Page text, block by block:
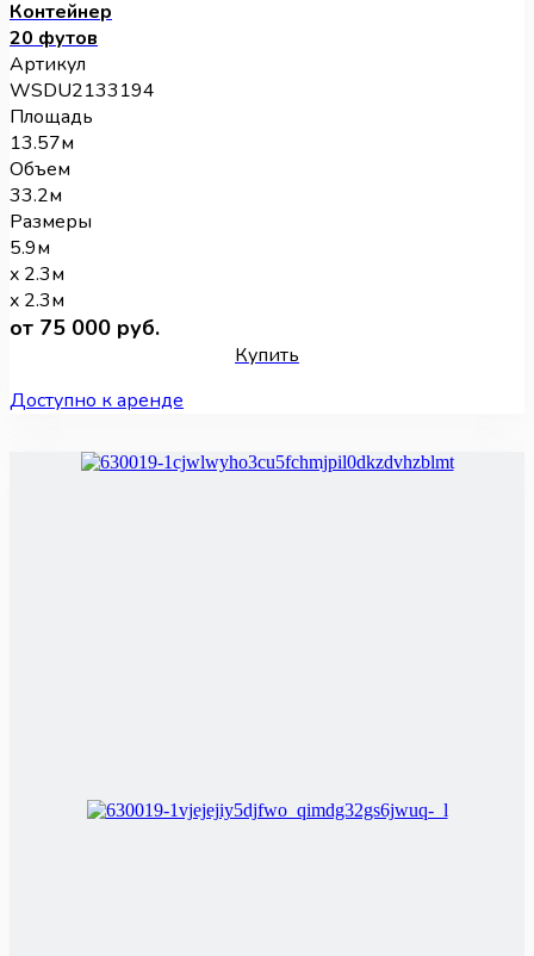
Контейнер
20 футов
Артикул
WSDU2133194
Площадь
13.57м
Объем
33.2м
Размеры
5.9м
x 2.3м
x 2.3м
от 75 000 руб.
Купить
Доступно к аренде